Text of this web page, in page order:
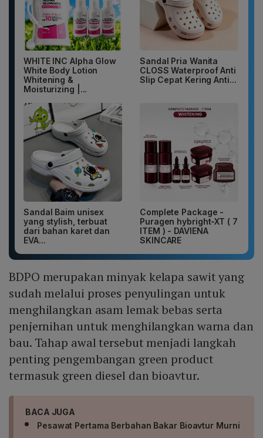
WHITE INC Alpha Glow
White Body Lotion
Whitening &
Moisturizing |...
Sandal Pria Wanita
CLOSS Waterproof Anti
Slip Cepat Kering Anti...
Sandal Baim unisex
yang stylish, terbuat
dari bahan karet dan
EVA...
Complete Package -
Puragen hybright-XT ( 7
ITEM ) - DAVIENA
SKINCARE
BDPO merupakan minyak kelapa sawit yang
sudah melalui proses penyulingan untuk
menghilangkan asam lemak bebas serta
penjernihan untuk menghilangkan warna dan
bau. Tahap awal tersebut menjadi langkah
penting pengembangan green product
termasuk green diesel dan bioavtur.
BACA JUGA
Pesawat Pertama Berbahan Bakar Bioavtur Murni